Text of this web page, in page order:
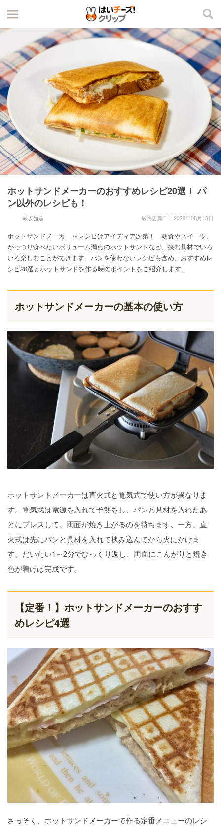
ホットサンドメーカーのおすすめレシピ20選！ パ
ン以外のレシピも！
赤坂知美 最終更新日｜2020年08月13日
ホットサンドメーカーをレシピはアイディア次第！ 朝食やスイーツ、
がっつり食べたいボリューム満点のホットサンドなど、挟む具材でいろ
いろ楽しむことができます。パンを使わないレシピも含め、おすすめレ
シピ20選とホットサンドを作る時のポイントをご紹介します。
ホットサンドメーカーの基本の使い方
ホットサンドメーカーは直火式と電気式で使い方が異なりま
す。電気式は電源を入れて予熱をし、パンと具材を入れたあ
とにプレスして、両面が焼き上がるのを待ちます。一方、直
火式は先にパンと具材を入れて挟み込んでから火にかけま
す。だいたい1～2分でひっくり返し、両面にこんがりと焼き
色が着けば完成です。
【定番！】ホットサンドメーカーのおすす
めレシピ4選
さっそく、ホットサンドメーカーで作る定番メニューのレシ